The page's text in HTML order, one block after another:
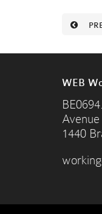
WEB
1440